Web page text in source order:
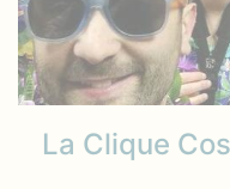
La Clique